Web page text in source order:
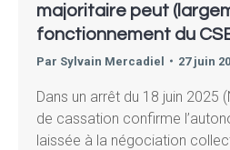
majoritaire peut
fonctionnement du
Par Sylvain Mercadiel 27 juin
Dans un arrêt du 18 juin 2025
de cassation confirme
laissée à la négociation